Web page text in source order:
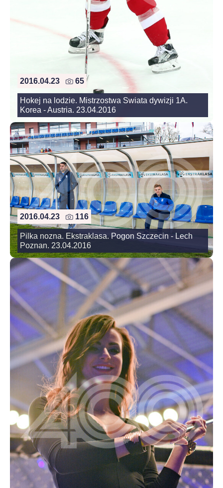
2016.04.23 65
Hokej na lodzie. Mistrzostwa Swiata dywizji 1A.
Korea - Austria. 23.04.2016
2016.04.23 116
Pilka nozna. Ekstraklasa. Pogon Szczecin - Lech
Poznan. 23.04.2016